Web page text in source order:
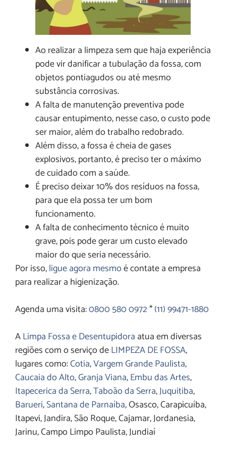
Ao realizar a limpeza sem que haja experiência
pode vir danificar a tubulação da fossa, com
objetos pontiagudos ou até mesmo
substância corrosivas.
A falta de manutenção preventiva pode
causar entupimento, nesse caso, o custo pode
ser maior, além do trabalho redobrado.
Além disso, a fossa é cheia de gases
explosivos, portanto, é preciso ter o máximo
de cuidado com a saúde.
É preciso deixar 10% dos resíduos na fossa,
para que ela possa ter um bom
funcionamento.
A falta de conhecimento técnico é muito
grave, pois pode gerar um custo elevado
maior do que seria necessário.
Por isso,ligue agora mesmoé contate a empresa
para realizar a higienização.
Agenda uma visita:0800 580 0972*(11) 99471-1880
ALimpa Fossa e Desentupidora atua em diversas
regiões com o serviço deLIMPEZA DE FOSSA,
lugares como:Cotia,Vargem Grande Paulista,
Caucaia do Alto,Granja Viana,Embu das Artes,
Itapecerica da Serra,Taboão da Serra,Juquitiba,
Barueri,Santana de Parnaíba, Osasco, Carapicuíba,
Itapevi, Jandira, São Roque, Cajamar, Jordanesia,
Jarinu, Campo Limpo Paulista, Jundiaí